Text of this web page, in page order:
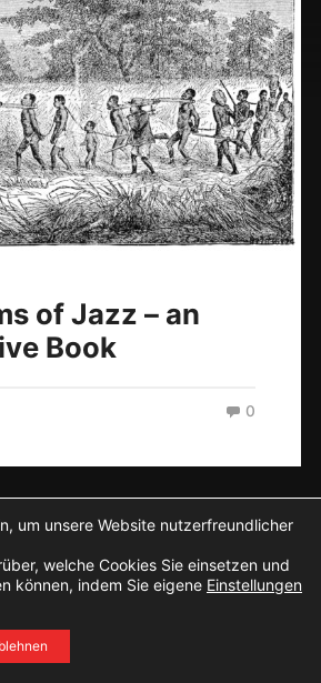
of Jazz – an
Book
0
um unsere Website nutzerfreundlicher
welche Cookies Sie einsetzen und
können, indem Sie eigene Einstellungen